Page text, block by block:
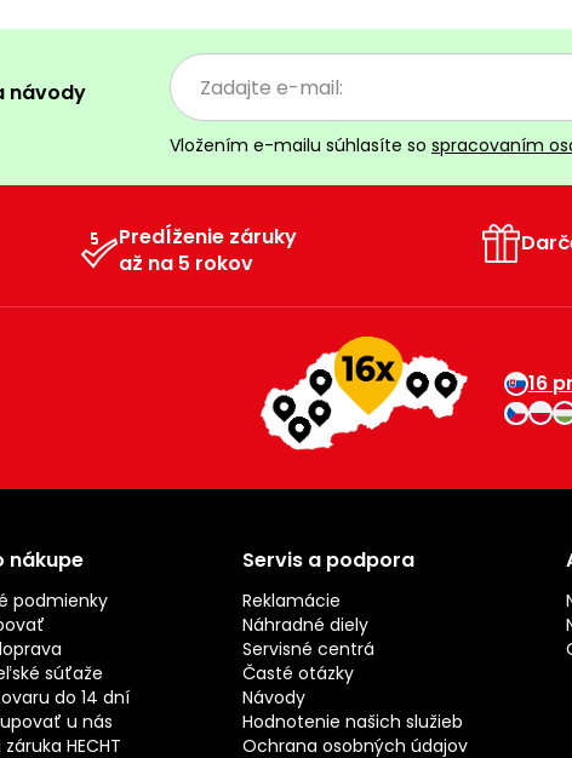
návody
Vložením e-mailu súhlasíte so spracovaním
Predĺženie záruky
až na 5 rokov
16
nákupe
podmienky
súťaže
do 14 dní
u nás
HECHT
Servis a podpora
Reklamácie
Náhradné diely
Servisné centrá
Časté otázky
Návody
Hodnotenie našich služieb
Ochrana osobných údajov